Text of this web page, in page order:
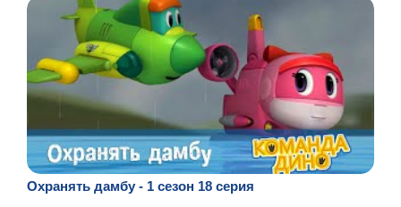
Охранять дамбу - 1 сезон 18 серия